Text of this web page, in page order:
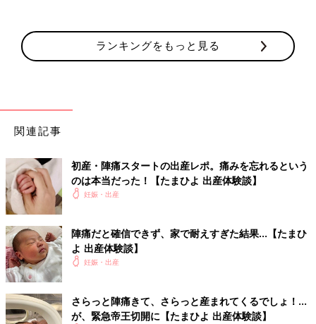
ランキングをもっと見る
関連記事
初産・陣痛スタートの出産レポ。痛みを忘れるという
のは本当だった！【たまひよ 出産体験談】
妊娠・出産
陣痛だと確信できず、家で耐えすぎた結果…【たまひ
よ 出産体験談】
妊娠・出産
さらっと陣痛きて、さらっと産まれてくるでしょ！…
が、緊急帝王切開に【たまひよ 出産体験談】